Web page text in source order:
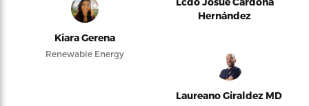
Kiara Gerena
Renewable Energy
Hernández
Laureano Giraldez MD